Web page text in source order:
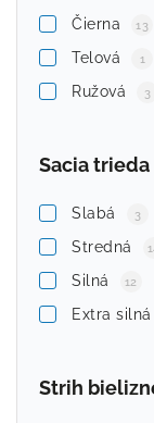
Čierna 13
Telová 1
Ružová 3
Sacia trieda
Slabá 3
Stredná
Silná 12
Extra silná
Strih